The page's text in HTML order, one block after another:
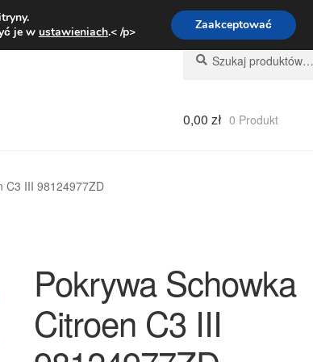
Pn.-pt. 9:00-16:00800 003 167
Szukaj:
Szukaj
0,00 zł 0 Produkt
C3 III 98124977ZD
Pokrywa Schowka
Citroen C3 III
je w ustawieniach.< /p> Zaakceptować